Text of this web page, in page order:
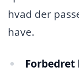
hvad der
have.
Forbedret